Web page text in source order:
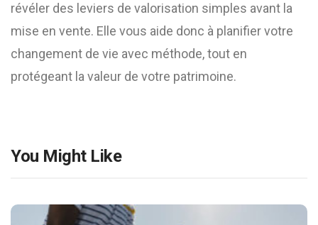
révéler des leviers de valorisation simples avant la
mise en vente. Elle vous aide donc à planifier votre
changement de vie avec méthode, tout en
protégeant la valeur de votre patrimoine.
You Might Like